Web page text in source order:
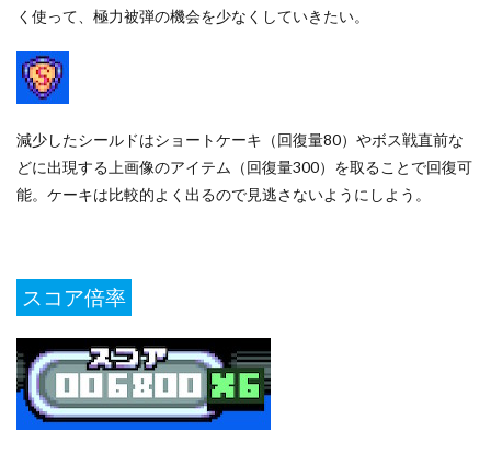
く使って、極力被弾の機会を少なくしていきたい。
減少したシールドはショートケーキ（回復量80）やボス戦直前な
どに出現する上画像のアイテム（回復量300）を取ることで回復可
能。ケーキは比較的よく出るので見逃さないようにしよう。
スコア倍率